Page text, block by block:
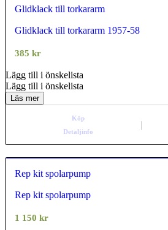
Glidklack till torkararm
Glidklack till torkararm 1957-58
385 kr
Lägg till i önskelista
Lägg till i önskelista
Läs mer
Köp
Detaljinfo
Rep kit spolarpump
Rep kit spolarpump
1 150 kr